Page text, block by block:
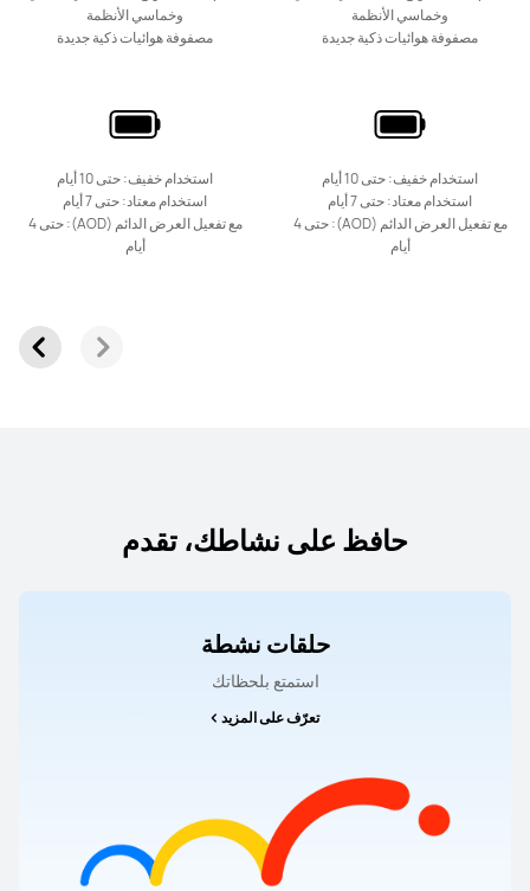
وخماسي الأنظمة
مصفوفة هوائيات ذكية جديدة
استخدام خفيف: حتى 10 أيام
استخدام معتاد: حتى 7 أيام
مع تفعيل العرض الدائم (AOD): حتى 4
أيام
وخماسي الأنظمة
مصفوفة هوائيات ذكية جديدة
استخدام خفيف: حتى 10 أيام
استخدام معتاد: حتى 7 أيام
مع تفعيل العرض الدائم (AOD): حتى 4
أيام
حافظ على نشاطك، تقدم
حلقات نشطة
استمتع بلحظاتك
تعرّف على المزيد